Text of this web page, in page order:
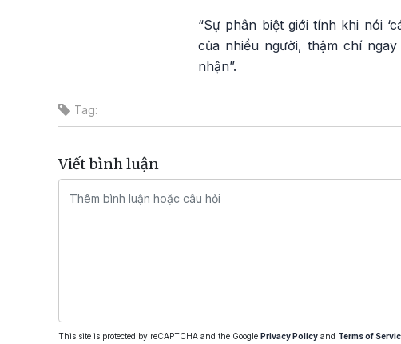
“Sự phân biệt giới tính khi nói
của nhiều người, thậm chí
nhận”.
Tag:
Viết bình luận
This site is protected by reCAPTCHA and the Google Privacy Policy and Terms of